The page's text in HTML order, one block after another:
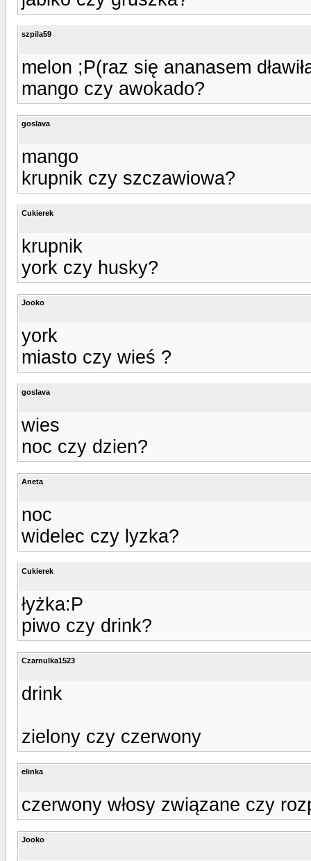
szpila59
melon ;P(raz się ananasem
mango czy awokado?
goslava
mango
krupnik czy szczawiowa?
Cukierek
krupnik
york czy husky?
Jooko
york
miasto czy wieś ?
goslava
wies
noc czy dzien?
Aneta
noc
widelec czy lyzka?
Cukierek
łyżka:P
piwo czy drink?
Czarnulka1523
drink
zielony czy czerwony
elinka
czerwony włosy związane czy
Jooko